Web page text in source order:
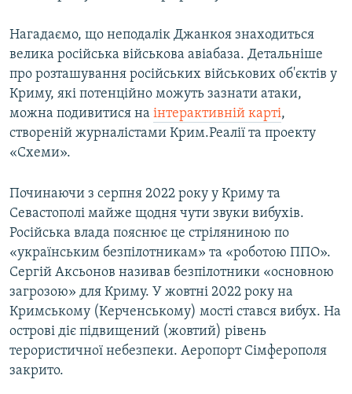
Нагадаємо, що неподалік Джанкоя знаходиться
велика російська військова авіабаза. Детальніше
про розташування російських військових об'єктів у
Криму, які потенційно можуть зазнати атаки,
можна подивитися на інтерактивній карті,
створеній журналістами Крим.Реалії та проекту
«Схеми».
Починаючи з серпня 2022 року у Криму та
Севастополі майже щодня чути звуки вибухів.
Російська влада пояснює це стріляниною по
«українським безпілотникам» та «роботою ППО».
Сергій Аксьонов називав безпілотники «основною
загрозою» для Криму. У жовтні 2022 року на
Кримському (Керченському) мості стався вибух. На
острові діє підвищений (жовтий) рівень
терористичної небезпеки. Аеропорт Сімферополя
закрито.